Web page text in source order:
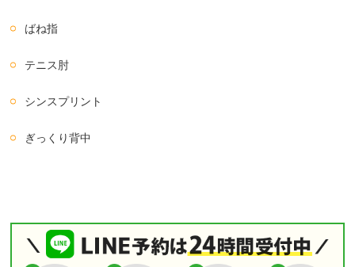
ばね指
テニス肘
シンスプリント
ぎっくり背中